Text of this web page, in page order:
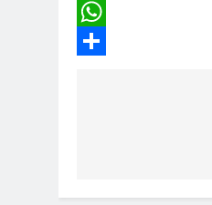
Email
WhatsApp